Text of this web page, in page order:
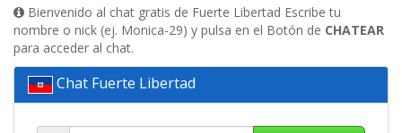
Bienvenido al chat gratis de Fuerte Libertad Escribe tu
nombre o nick (ej. Monica-29) y pulsa en el Botón de CHATEAR
para acceder al chat.
Chat Fuerte Libertad